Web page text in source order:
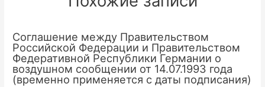
Соглашение между Правительством
Российской Федерации и Правительством
Федеративной Республики Германии о
воздушном сообщении от 14.07.1993 года
(временно применяется с даты подписания)